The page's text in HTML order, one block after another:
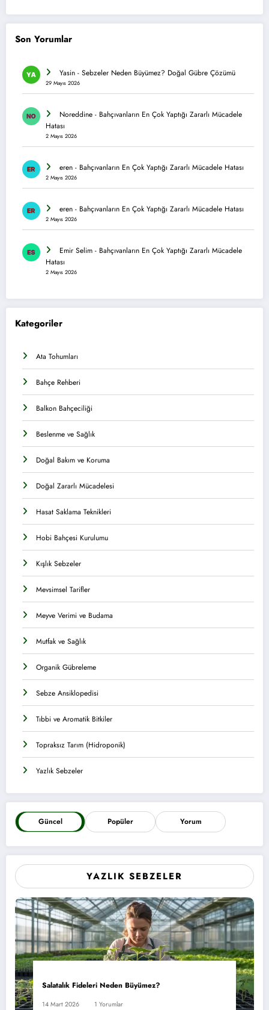
Son Yorumlar
Yasin - Sebzeler Neden Büyümez? Doğal Gübre Çözümü
29 Mayıs 2026
Noreddine - Bahçıvanların En Çok Yaptığı Zararlı Mücadele
Hatası
2 Mayıs 2026
eren - Bahçıvanların En Çok Yaptığı Zararlı Mücadele Hatası
2 Mayıs 2026
eren - Bahçıvanların En Çok Yaptığı Zararlı Mücadele Hatası
2 Mayıs 2026
Emir Selim - Bahçıvanların En Çok Yaptığı Zararlı Mücadele
Hatası
2 Mayıs 2026
Kategoriler
Ata Tohumları
Bahçe Rehberi
Balkon Bahçeciliği
Beslenme ve Sağlık
Doğal Bakım ve Koruma
Doğal Zararlı Mücadelesi
Hasat Saklama Teknikleri
Hobi Bahçesi Kurulumu
Kışlık Sebzeler
Mevsimsel Tarifler
Meyve Verimi ve Budama
Mutfak ve Sağlık
Organik Gübreleme
Sebze Ansiklopedisi
Tıbbi ve Aromatik Bitkiler
Topraksız Tarım (Hidroponik)
Yazlık Sebzeler
Güncel Popüler Yorum
YAZLIK SEBZELER
Salatalık Fideleri Neden Büyümez?
14 Mart 2026 1 Yorumlar